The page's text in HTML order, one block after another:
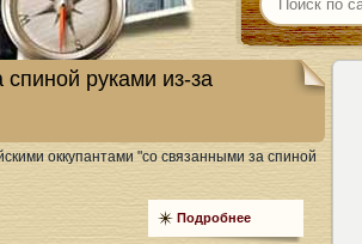
руками из-за
оккупантами "со связанными за спиной
Подробнее